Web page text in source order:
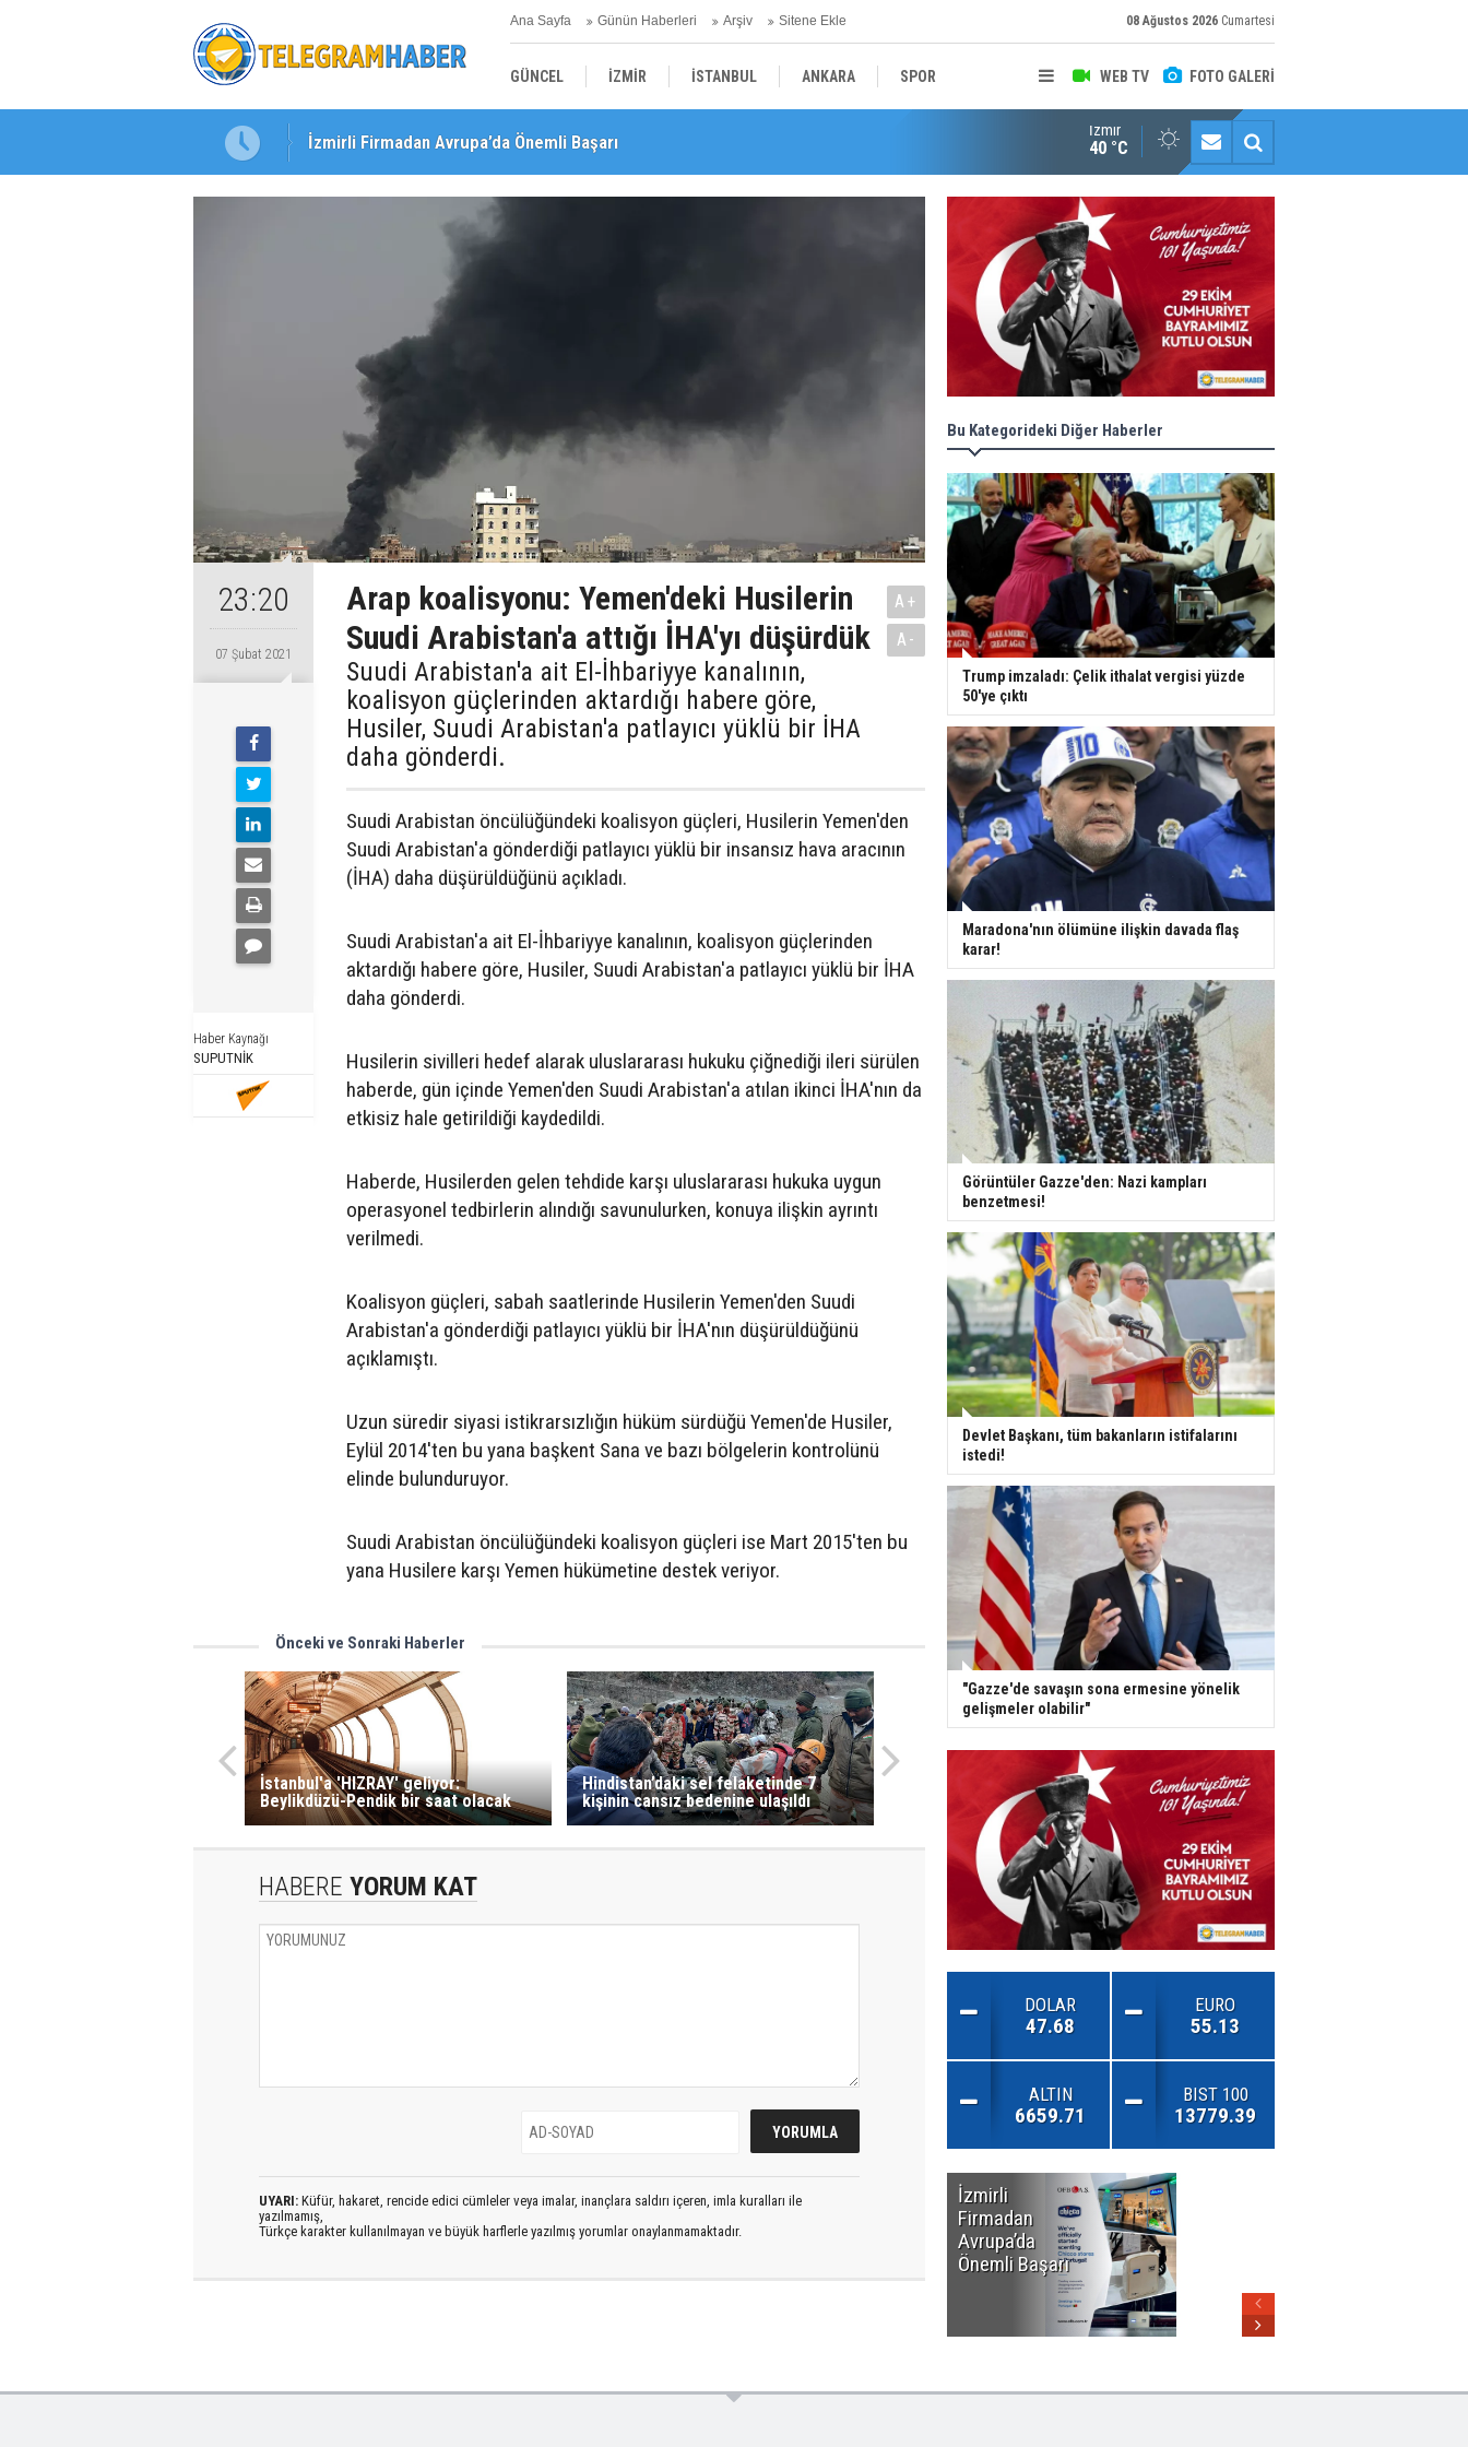
Ana Sayfa Günün Haberleri Arşiv Sitene Ekle 08 Ağustos 2026 Cumartesi
WEB TV FOTO GALERİ
GÜNCEL İZMİR İSTANBUL ANKARA SPOR
YEREL
İzmirli Firmadan Avrupa’da Önemli Başarı
Özel Okullarda Alarm Zilleri! "Teşvikler Kalktı, Veli Devlet Okuluna Yöneldi"
"Toprağını Kaybeden Geleceğini Kaybeder!"
İzmir
40 °C
23:20
07 Şubat 2021
Haber Kaynağı
SUPUTNİK
Arap koalisyonu: Yemen'deki Husilerin
Suudi Arabistan'a attığı İHA'yı düşürdük
Suudi Arabistan'a ait El-İhbariyye kanalının,
koalisyon güçlerinden aktardığı habere göre,
Husiler, Suudi Arabistan'a patlayıcı yüklü bir İHA
daha gönderdi.
A+
A-
Suudi Arabistan öncülüğündeki koalisyon güçleri, Husilerin Yemen'den
Suudi Arabistan'a gönderdiği patlayıcı yüklü bir insansız hava aracının
(İHA) daha düşürüldüğünü açıkladı.
Suudi Arabistan'a ait El-İhbariyye kanalının, koalisyon güçlerinden
aktardığı habere göre, Husiler, Suudi Arabistan'a patlayıcı yüklü bir İHA
daha gönderdi.
Husilerin sivilleri hedef alarak uluslararası hukuku çiğnediği ileri sürülen
haberde, gün içinde Yemen'den Suudi Arabistan'a atılan ikinci İHA'nın da
etkisiz hale getirildiği kaydedildi.
Haberde, Husilerden gelen tehdide karşı uluslararası hukuka uygun
operasyonel tedbirlerin alındığı savunulurken, konuya ilişkin ayrıntı
verilmedi.
Koalisyon güçleri, sabah saatlerinde Husilerin Yemen'den Suudi
Arabistan'a gönderdiği patlayıcı yüklü bir İHA'nın düşürüldüğünü
açıklamıştı.
Uzun süredir siyasi istikrarsızlığın hüküm sürdüğü Yemen'de Husiler,
Eylül 2014'ten bu yana başkent Sana ve bazı bölgelerin kontrolünü
elinde bulunduruyor.
Suudi Arabistan öncülüğündeki koalisyon güçleri ise Mart 2015'ten bu
yana Husilere karşı Yemen hükümetine destek veriyor.
Önceki ve Sonraki Haberler
İstanbul'a 'HIZRAY' geliyor:
Beylikdüzü-Pendik bir saat olacak
Hindistan’daki sel felaketinde 7
kişinin cansız bedenine ulaşıldı
HABERE YORUM KAT
UYARI: Küfür, hakaret, rencide edici cümleler veya imalar, inançlara saldırı içeren, imla kuralları ile
yazılmamış,
Türkçe karakter kullanılmayan ve büyük harflerle yazılmış yorumlar onaylanmamaktadır.
Bu Kategorideki Diğer Haberler
Trump imzaladı: Çelik ithalat vergisi yüzde
50'ye çıktı
Maradona'nın ölümüne ilişkin davada flaş
karar!
Görüntüler Gazze'den: Nazi kampları
benzetmesi!
Devlet Başkanı, tüm bakanların istifalarını
istedi!
"Gazze'de savaşın sona ermesine yönelik
gelişmeler olabilir"
DOLAR
47.68
EURO
55.13
ALTIN
6659.71
BIST 100
13779.39
İzmirli
Firmadan
Avrupa’da
Önemli Başarı